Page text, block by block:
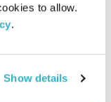
to allow.
.
Show details
אסי זגדון ונטאלי בן
אודיו